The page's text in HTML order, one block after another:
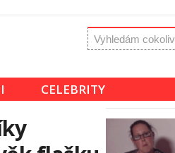
CELEBRITY